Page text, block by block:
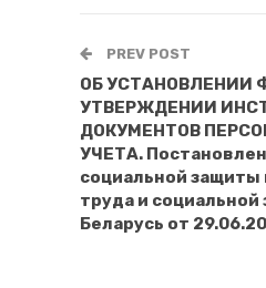
PREV POST
ОБ УСТАНОВЛЕНИИ
УТВЕРЖДЕНИИ
ДОКУМЕНТОВ
УЧЕТА.
социальной
труда и
Беларусь от